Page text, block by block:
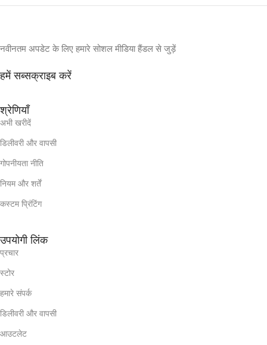
नवीनतम अपडेट के लिए हमारे सोशल मीडिया हैंडल से जुड़ें
हमें सब्सक्राइब करें
श्रेणियाँ
अभी खरीदें
डिलीवरी और वापसी
गोपनीयता नीति
नियम और शर्तें
कस्टम प्रिंटिंग
उपयोगी लिंक
प्रचार
स्टोर
हमारे संपर्क
डिलीवरी और वापसी
आउटलेट